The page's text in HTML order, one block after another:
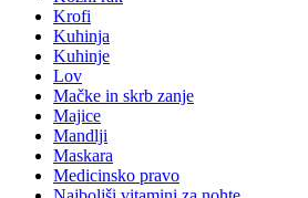
Krofi
Kuhinja
Kuhinje
Lov
Mačke in skrb zanje
Majice
Mandlji
Maskara
Medicinsko pravo